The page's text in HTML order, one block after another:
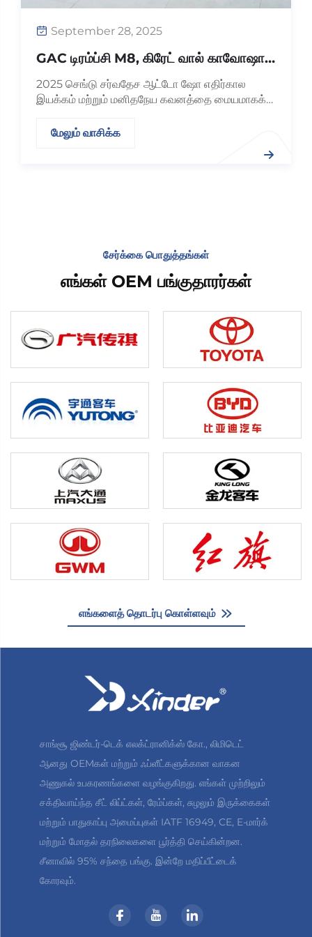
28, 2025
M8, கிரேட் வால் காவோஷான்
இருக்கைகளுடன் கூட்டணி
மொபிலிட்டிக்கான
சர்வதேச ஆட்டோ ஷோ எதிர்கால
மனிதநேய கவனத்தை மையமாகக்
திறந்தது. புதிய GAC டிரம்ப்சி M8,
சேர்க்கை பொதுத்தங்கள்
எங்கள் OEM பங்குதாரர்கள்
எங்களைத் தொடர்பு கொள்ளவும்
சாங்சூ ஜிண்டர்-டெக் எலக்ட்ரானிக்ஸ் கோ., லிமிடெட்
ஆனது OEMகள் மற்றும் ஃப்ளீட்களுக்கான வாகன
அணுகல் உபகரணங்களை வழங்குகிறது. எங்கள் முற்றிலும்
சக்திவாய்ந்த சீட் லிப்ட்கள், ரேம்ப்கள், சுழலும் இருக்கைகள்
மற்றும் பாதுகாப்பு அமைப்புகள் IATF 16949, CE, E-மார்க்
மற்றும் மோதல் தரநிலைகளை பூர்த்தி செய்கின்றன.
சீனாவில் 95% சந்தை பங்கு. இன்றே மதிப்பீட்டைக்
கோரவும்.